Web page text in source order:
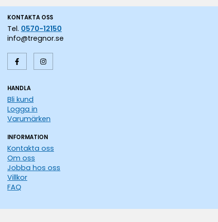
KONTAKTA OSS
Tel. 0570-12150
info@tregnor.se
HANDLA
Bli kund
Logga in
Varumärken
INFORMATION
Kontakta oss
Om oss
Jobba hos oss
Villkor
FAQ